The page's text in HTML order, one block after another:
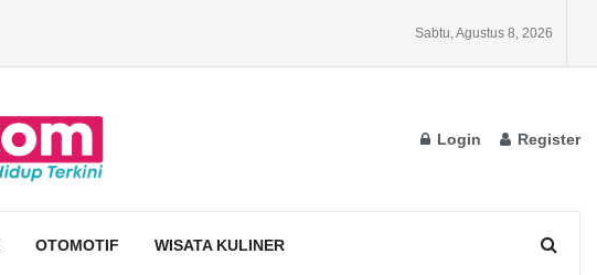
Sabtu, Agustus 8, 2026
Login Register
OTOMOTIF WISATA KULINER